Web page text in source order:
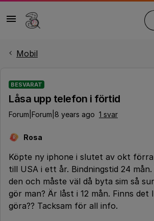
Mobil
BESVARAT
Låsa upp telefon i förtid
Forum|Forum|8 years ago 1 svar
R Rosa
Köpte ny iphone i slutet av okt
till USA i ett år. Bindningstid 24
den och måste väl då byta sim så
gör man? Är låst i 12 mån. Finns det
göra?? Tacksam för all info.